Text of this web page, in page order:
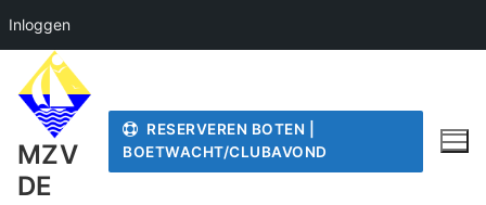
Inloggen
naar
inhoud
MZV
DE
RESERVEREN BOTEN |
BOETWACHT/CLUBAVOND